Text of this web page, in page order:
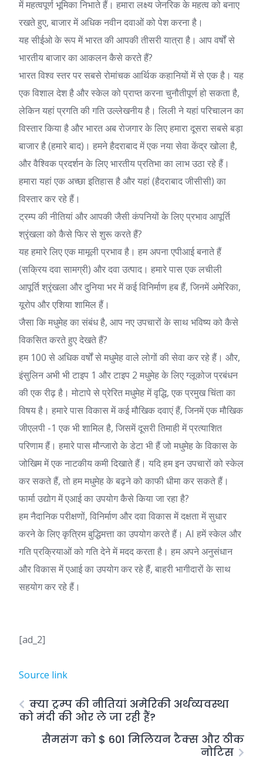
में महत्वपूर्ण भूमिका निभाते हैं। हमारा लक्ष्य जेनरिक के महत्व को बनाए
रखते हुए, बाजार में अधिक नवीन दवाओं को पेश करना है।
यह सीईओ के रूप में भारत की आपकी तीसरी यात्रा है। आप वर्षों से
भारतीय बाजार का आकलन कैसे करते हैं?
भारत विश्व स्तर पर सबसे रोमांचक आर्थिक कहानियों में से एक है। यह
एक विशाल देश है और स्केल को प्राप्त करना चुनौतीपूर्ण हो सकता है,
लेकिन यहां प्रगति की गति उल्लेखनीय है। लिली ने यहां परिचालन का
विस्तार किया है और भारत अब रोजगार के लिए हमारा दूसरा सबसे बड़ा
बाजार है (हमारे बाद)। हमने हैदराबाद में एक नया सेवा केंद्र खोला है,
और वैश्विक प्रदर्शन के लिए भारतीय प्रतिभा का लाभ उठा रहे हैं।
हमारा यहां एक अच्छा इतिहास है और यहां (हैदराबाद जीसीसी) का
विस्तार कर रहे हैं।
ट्रम्प की नीतियां और आपकी जैसी कंपनियों के लिए प्रभाव आपूर्ति
श्रृंखला को कैसे फिर से शुरू करते हैं?
यह हमारे लिए एक मामूली प्रभाव है। हम अपना एपीआई बनाते हैं
(सक्रिय दवा सामग्री) और दवा उत्पाद। हमारे पास एक लचीली
आपूर्ति श्रृंखला और दुनिया भर में कई विनिर्माण हब हैं, जिनमें अमेरिका,
यूरोप और एशिया शामिल हैं।
जैसा कि मधुमेह का संबंध है, आप नए उपचारों के साथ भविष्य को कैसे
विकसित करते हुए देखते हैं?
हम 100 से अधिक वर्षों से मधुमेह वाले लोगों की सेवा कर रहे हैं। और,
इंसुलिन अभी भी टाइप 1 और टाइप 2 मधुमेह के लिए ग्लूकोज प्रबंधन
की एक रीढ़ है। मोटापे से प्रेरित मधुमेह में वृद्धि, एक प्रमुख चिंता का
विषय है। हमारे पास विकास में कई मौखिक दवाएं हैं, जिनमें एक मौखिक
जीएलपी -1 एक भी शामिल है, जिसमें दूसरी तिमाही में प्रत्याशित
परिणाम हैं। हमारे पास मौन्जारो के डेटा भी हैं जो मधुमेह के विकास के
जोखिम में एक नाटकीय कमी दिखाते हैं। यदि हम इन उपचारों को स्केल
कर सकते हैं, तो हम मधुमेह के बढ़ने को काफी धीमा कर सकते हैं।
फार्मा उद्योग में एआई का उपयोग कैसे किया जा रहा है?
हम नैदानिक ​​परीक्षणों, विनिर्माण और दवा विकास में दक्षता में सुधार
करने के लिए कृत्रिम बुद्धिमत्ता का उपयोग करते हैं। AI हमें स्केल और
गति प्रक्रियाओं को गति देने में मदद करता है। हम अपने अनुसंधान
और विकास में एआई का उपयोग कर रहे हैं, बाहरी भागीदारों के साथ
सहयोग कर रहे हैं।
[ad_2]
Source link
क्या ट्रम्प की नीतियां अमेरिकी अर्थव्यवस्था
को मंदी की ओर ले जा रही हैं?
सैमसंग को $ 601 मिलियन टैक्स और ठीक
नोटिस